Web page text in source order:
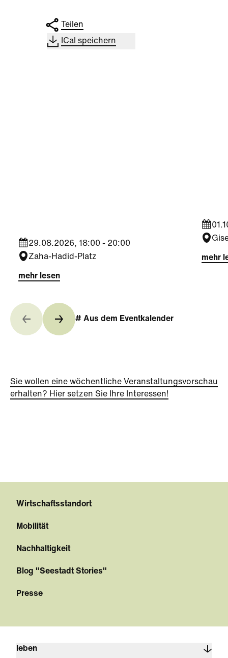
Teilen
ICal speichern
29.08.2026, 18:00 - 20:00
Zaha-Hadid-Platz
mehr lesen
mehr
# Aus dem Eventkalender
Sie wollen eine wöchentliche Veranstaltungsvorschau
erhalten? Hier setzen Sie Ihre Interessen!
Wirtschaftsstandort
Mobilität
Nachhaltigkeit
Blog "Seestadt Stories"
Presse
leben